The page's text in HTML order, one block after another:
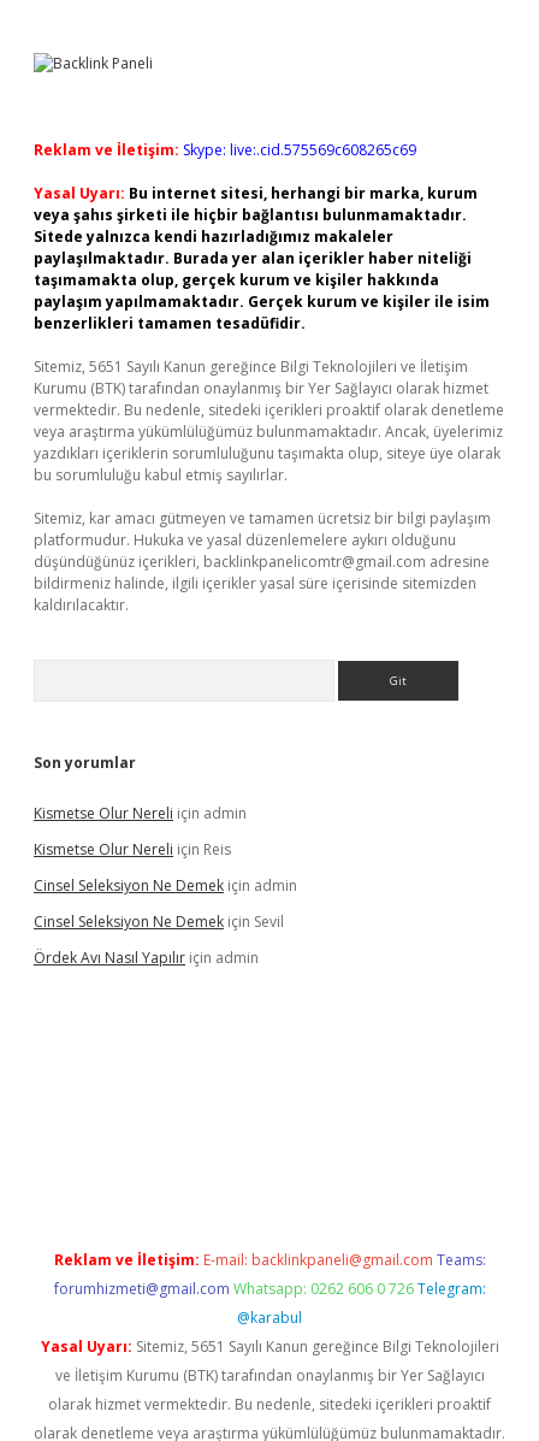
Reklam ve İletişim: Skype: live:.cid.575569c608265c69
Yasal Uyarı: Bu internet sitesi, herhangi bir marka, kurum
veya şahıs şirketi ile hiçbir bağlantısı bulunmamaktadır.
Sitede yalnızca kendi hazırladığımız makaleler
paylaşılmaktadır. Burada yer alan içerikler haber niteliği
taşımamakta olup, gerçek kurum ve kişiler hakkında
paylaşım yapılmamaktadır. Gerçek kurum ve kişiler ile isim
benzerlikleri tamamen tesadüfidir.
Sitemiz, 5651 Sayılı Kanun gereğince Bilgi Teknolojileri ve İletişim
Kurumu (BTK) tarafından onaylanmış bir Yer Sağlayıcı olarak hizmet
vermektedir. Bu nedenle, sitedeki içerikleri proaktif olarak denetleme
veya araştırma yükümlülüğümüz bulunmamaktadır. Ancak, üyelerimiz
yazdıkları içeriklerin sorumluluğunu taşımakta olup, siteye üye olarak
bu sorumluluğu kabul etmiş sayılırlar.
Sitemiz, kar amacı gütmeyen ve tamamen ücretsiz bir bilgi paylaşım
platformudur. Hukuka ve yasal düzenlemelere aykırı olduğunu
düşündüğünüz içerikleri, backlinkpanelicomtr@gmail.com adresine
bildirmeniz halinde, ilgili içerikler yasal süre içerisinde sitemizden
kaldırılacaktır.
Son yorumlar
Kismetse Olur Nereli için admin
Kismetse Olur Nereli için Reis
Cinsel Seleksiyon Ne Demek için admin
Cinsel Seleksiyon Ne Demek için Sevil
Ördek Avı Nasıl Yapılır için admin
Reklam ve İletişim: E-mail: backlinkpaneli@gmail.com Teams:
forumhizmeti@gmail.com Whatsapp: 0262 606 0 726 Telegram:
@karabul
Yasal Uyarı: Sitemiz, 5651 Sayılı Kanun gereğince Bilgi Teknolojileri
ve İletişim Kurumu (BTK) tarafından onaylanmış bir Yer Sağlayıcı
olarak hizmet vermektedir. Bu nedenle, sitedeki içerikleri proaktif
olarak denetleme veya araştırma yükümlülüğümüz bulunmamaktadır.